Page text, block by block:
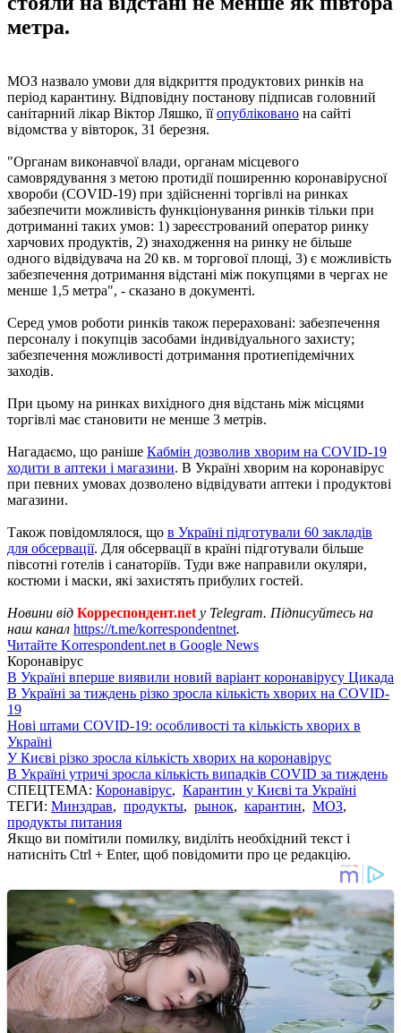
метра.
МОЗ назвало умови для відкриття продуктових ринків на
період карантину. Відповідну постанову підписав головний
санітарний лікар Віктор Ляшко, їїопубліковано на сайті
відомства у вівторок, 31 березня.
"Органам виконавчої влади, органам місцевого
самоврядування з метою протидії поширенню коронавірусної
хвороби (COVID-19) при здійсненні торгівлі на ринках
забезпечити можливість функціонування ринків тільки при
дотриманні таких умов: 1) зареєстрований оператор ринку
харчових продуктів, 2) знаходження на ринку не більше
одного відвідувача на 20 кв. м торгової площі, 3) є можливість
забезпечення дотримання відстані між покупцями в чергах не
менше 1,5 метра", - сказано в документі.
Серед умов роботи ринків також перераховані: забезпечення
персоналу і покупців засобами індивідуального захисту;
забезпечення можливості дотримання протиепідемічних
заходів.
При цьому на ринках вихідного дня відстань між місцями
торгівлі має становити не менше 3 метрів.
Нагадаємо, що раніше Кабмін дозволив хворим на COVID-19
ходити в аптеки і магазини. В Україні хворим на коронавірус
при певних умовах дозволено відвідувати аптеки і продуктові
магазини.
Також повідомлялося, що в Україні підготували 60 закладів
для обсервації. Для обсервації в країні підготували більше
півсотні готелів і санаторіїв. Туди вже направили окуляри,
костюми і маски, які захистять прибулих гостей.
Новини від Корреспондент.net у Telegram. Підписуйтесь на
наш канал https://t.me/korrespondentnet.
Читайте Korrespondent.net в Google News
Коронавірус
В Україні вперше виявили новий варіант коронавірусу Цикада
В Україні за тиждень різко зросла кількість хворих на COVID-
19
Нові штами COVID-19: особливості та кількість хворих в
Україні
У Києві різко зросла кількість хворих на коронавірус
В Україні утричі зросла кількість випадків COVID за тиждень
СПЕЦТЕМА: Коронавірус, Карантин у Києві та Україні
ТЕГИ: Минздрав, продукты, рынок, карантин, МОЗ,
продукты питания
Якщо ви помітили помилку, виділіть необхідний текст і
натисніть Ctrl + Enter, щоб повідомити про це редакцію.